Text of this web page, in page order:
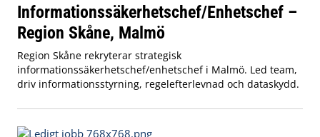
Informationssäkerhetschef/Enhetschef –
Region Skåne, Malmö
Region Skåne rekryterar strategisk
informationssäkerhetschef/enhetschef i Malmö. Led team,
driv informationsstyrning, regelefterlevnad och dataskydd.